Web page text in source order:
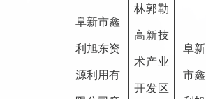
阜新市鑫
利旭东资
源利用有
林郭勒
高新技
术产业
开发区
阜新
市鑫